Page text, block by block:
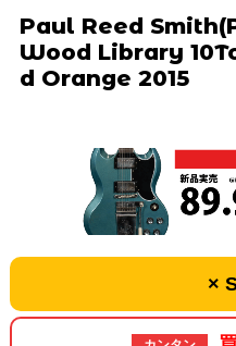
Paul Reed
Wood Library
d Orange 2015
×